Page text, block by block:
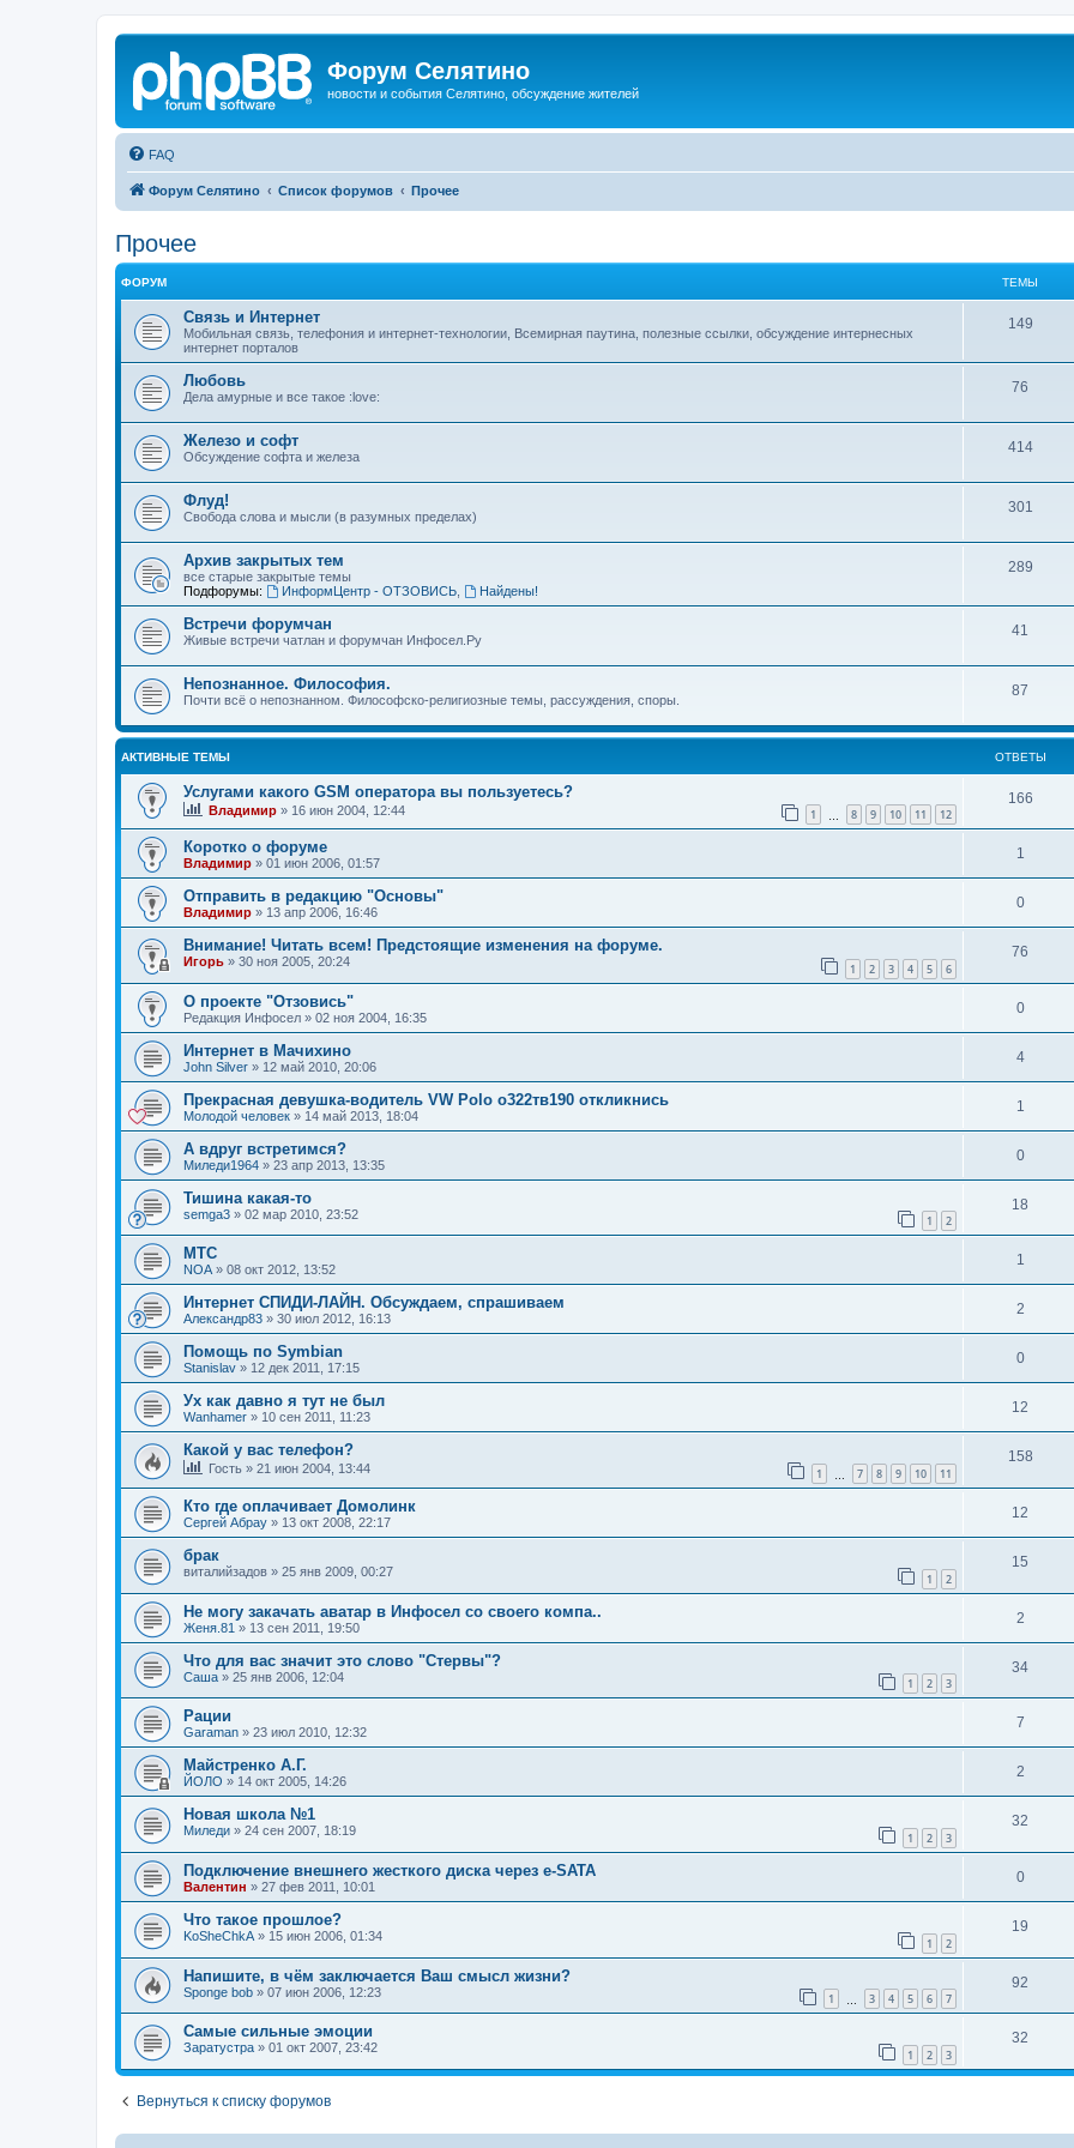
Форум Селятино
новости и события Селятино, обсуждение жителей
FAQ
Форум Селятино Список форумов Прочее
Прочее
ФОРУМ ТЕМЫ
Связь и Интернет
Мобильная связь, телефония и интернет-технологии, Всемирная паутина, полезные ссылки, обсуждение интернесных
интернет порталов
149
Любовь
Дела амурные и все такое :love:
76
Железо и софт
Обсуждение софта и железа
414
Флуд!
Свобода слова и мысли (в разумных пределах)
301
Архив закрытых тем
все старые закрытые темы
Подфорумы:
ИнформЦентр - ОТЗОВИСЬ, Найдены!
289
Встречи форумчан
Живые встречи чатлан и форумчан Инфосел.Ру
41
Непознанное. Философия.
Почти всё о непознанном. Философско-религиозные темы, рассуждения, споры.
87
АКТИВНЫЕ ТЕМЫ ОТВЕТЫ
Услугами какого GSM оператора вы пользуетесь?
Владимир » 16 июн 2004, 12:44 1 8 9 10 11 12
166
Коротко о форуме
Владимир » 01 июн 2006, 01:57
1
Отправить в редакцию "Основы"
Владимир » 13 апр 2006, 16:46
0
Внимание! Читать всем! Предстоящие изменения на форуме.
Игорь » 30 ноя 2005, 20:24 1 2 3 4 5 6
76
О проекте "Отзовись"
Редакция Инфосел » 02 ноя 2004, 16:35
0
Интернет в Мачихино
John Silver » 12 май 2010, 20:06
4
Прекрасная девушка-водитель VW Polo о322тв190 откликнись
Молодой человек » 14 май 2013, 18:04
1
А вдруг встретимся?
Миледи1964 » 23 апр 2013, 13:35
0
Тишина какая-то
semga3 » 02 мар 2010, 23:52 1 2
18
МТС
NOA» 08 окт 2012, 13:52
1
Интернет СПИДИ-ЛАЙН. Обсуждаем, спрашиваем
Александр83 » 30 июл 2012, 16:13
2
Помощь по Symbian
Stanislav » 12 дек 2011, 17:15
0
Ух как давно я тут не был
Wanhamer » 10 сен 2011, 11:23
12
Какой у вас телефон?
Гость » 21 июн 2004, 13:44 1 7 8 9 10 11
158
Кто где оплачивает Домолинк
Сергей Абрау » 13 окт 2008, 22:17
12
брак
виталийзадов » 25 янв 2009, 00:27 1 2
15
Не могу закачать аватар в Инфосел со своего компа..
Женя.81 » 13 сен 2011, 19:50
2
Что для вас значит это слово "Стервы"?
Саша » 25 янв 2006, 12:04 1 2 3
34
Рации
Garaman » 23 июл 2010, 12:32
7
Майстренко А.Г.
ЙОЛО » 14 окт 2005, 14:26
2
Новая школа №1
Миледи » 24 сен 2007, 18:19 1 2 3
32
Подключение внешнего жесткого диска через e-SATA
Валентин » 27 фев 2011, 10:01
0
Что такое прошлое?
KoSheChkA » 15 июн 2006, 01:34 1 2
19
Напишите, в чём заключается Ваш смысл жизни?
Sponge bob » 07 июн 2006, 12:23 1 3 4 5 6 7
92
Самые сильные эмоции
Заратустра » 01 окт 2007, 23:42 1 2 3
32
Вернуться к списку форумов